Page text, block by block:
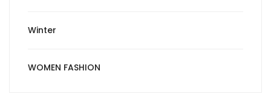
Winter
WOMEN FASHION